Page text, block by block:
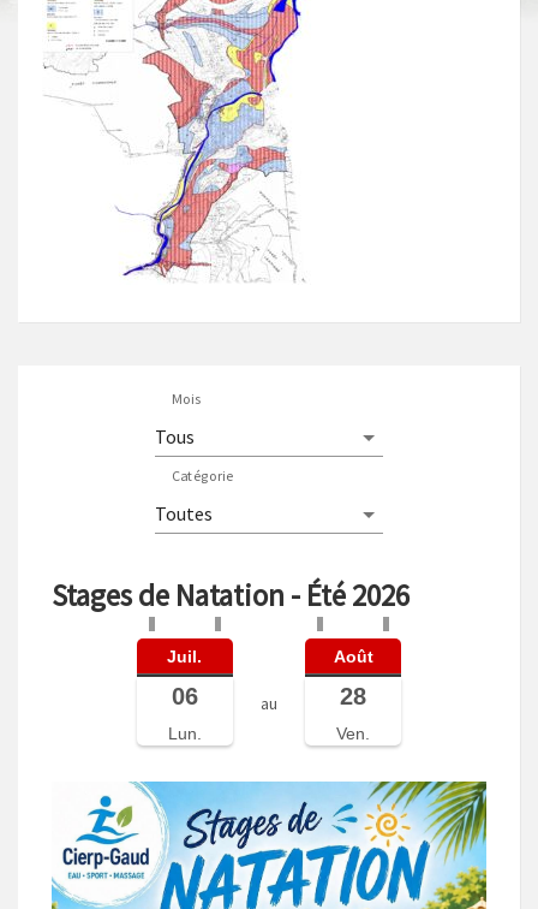
Mois
Catégorie
Stages de Natation - Été 2026
Juil.
06
Lun.
au
Août
28
Ven.